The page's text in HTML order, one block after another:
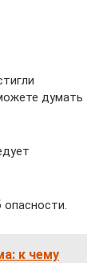
думать
к чему